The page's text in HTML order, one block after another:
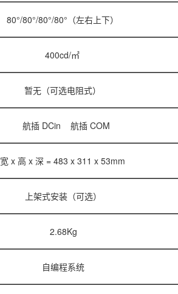
80°/80°/80°/80°（左右上下）
400cd/㎡
暂无（可选电阻式）
航插 DCin 航插 COM
宽 x 高 x 深 = 483 x 311 x 53mm
上架式安装（可选）
2.68Kg
自编程系统